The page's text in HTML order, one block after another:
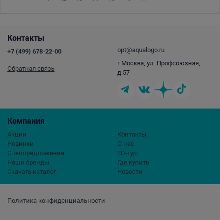
Политика конфиденциальности
Компания
Акции
Новинки
Спецпредложения
Наши бренды
Скачать каталог
Контакты
О нас
3D-тур
Где купить
Новости
Контакты
+7 (499) 678-22-00
Обратная связь
opt@aqualogo.ru
г.Москва, ул. Профсоюзная,
д.57